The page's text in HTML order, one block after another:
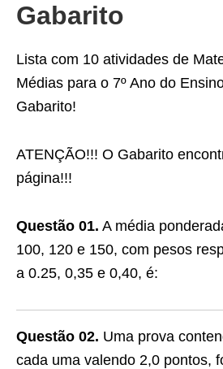
Gabarito
Lista com 10 atividades de
Médias para o 7º Ano do
Gabarito!
ATENÇÃO!!! O Gabarito
página!!!
Questão 01. A média
100, 120 e 150, com pesos
a 0.25, 0,35 e 0,40, é:
Questão 02. Uma prova
cada uma valendo 2,0 pontos,